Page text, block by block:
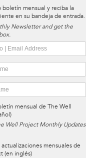
boletín mensual y reciba la
en su bandeja de entrada.
Newsletter and get the
mensual de The Well
Well Project Monthly Updates
actualizaciones mensuales de
(en inglés)